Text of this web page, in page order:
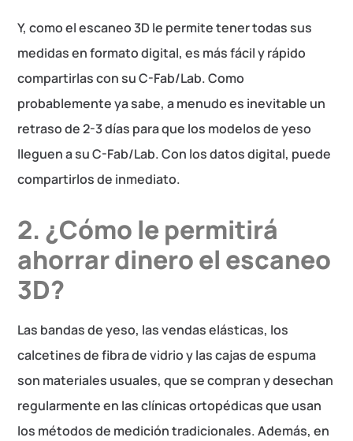
Y, como el escaneo 3D le permite tener todas sus
medidas en formato digital, es más fácil y rápido
compartirlas con su C-Fab/Lab. Como
probablemente ya sabe, a menudo es inevitable un
retraso de 2-3 días para que los modelos de yeso
lleguen a su C-Fab/Lab. Con los datos digital, puede
compartirlos de inmediato.
2. ¿Cómo le permitirá
ahorrar dinero el escaneo
3D?
Las bandas de yeso, las vendas elásticas, los
calcetines de fibra de vidrio y las cajas de espuma
son materiales usuales, que se compran y desechan
regularmente en las clínicas ortopédicas que usan
los métodos de medición tradicionales. Además, en